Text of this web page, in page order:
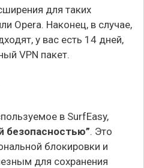
для таких
Opera. Наконец, в случае,
у вас есть 14 дней,
VPN пакет.
в SurfEasy,
безопасностью”. Это
блокировки и
для сохранения